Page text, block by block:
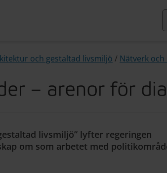
och gestaltad livsmiljö / Nätverk
– arenor för
livsmiljö” lyfter regeringen
om som arbetet med